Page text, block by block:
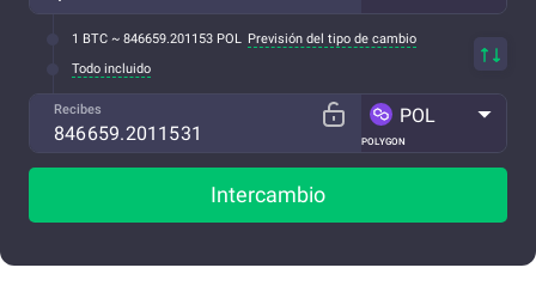
1 BTC ~ 846659.201153 POL Previsión del tipo de cambio
Todo incluido
Recibes
POLYGON
POL
Intercambio